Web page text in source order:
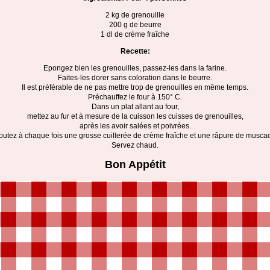
2 kg de grenouille
200 g de beurre
1 dl de crème fraîche
Recette:
Epongez bien les grenouilles, passez-les dans la farine.
Faites-les dorer sans coloration dans le beurre.
Il est préférable de ne pas mettre trop de grenouilles en même temps.
Préchauffez le four à 150° C.
Dans un plat allant au four,
mettez au fur et à mesure de la cuisson les cuisses de grenouilles,
après les avoir salées et poivrées.
à chaque fois une grosse cuillerée de crème fraîche et une râpure de
Servez chaud.
Bon Appétit